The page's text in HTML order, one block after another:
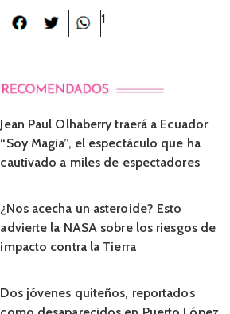
1
Jean Paul Olhaberry traerá a Ecuador
“Soy Magia”, el espectáculo que ha
cautivado a miles de espectadores
¿Nos acecha un asteroide? Esto
advierte la NASA sobre los riesgos de
impacto contra la Tierra
Dos jóvenes quiteños, reportados